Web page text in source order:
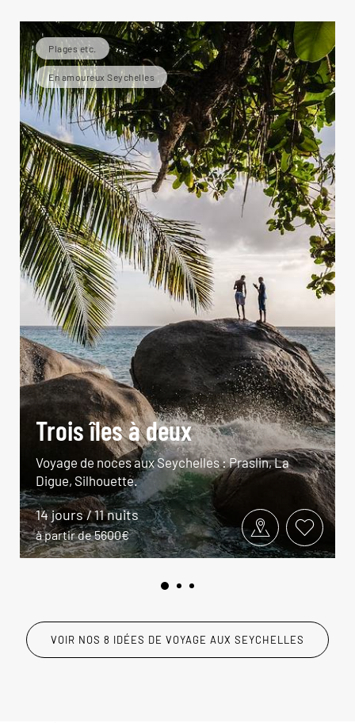
Plages etc.
En amoureux Seychelles
Trois îles à deux
Voyage de noces aux Seychelles : Praslin, La
Digue, Silhouette.
14 jours / 11 nuits
à partir de 5600€
VOIR NOS 8 IDÉES DE VOYAGE AUX SEYCHELLES